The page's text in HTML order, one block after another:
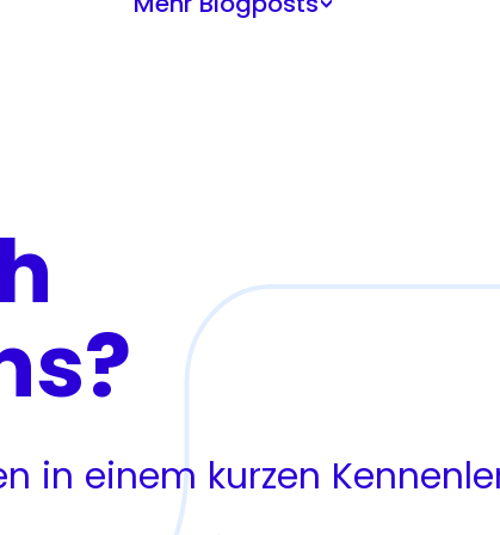
>
in einem kurzen